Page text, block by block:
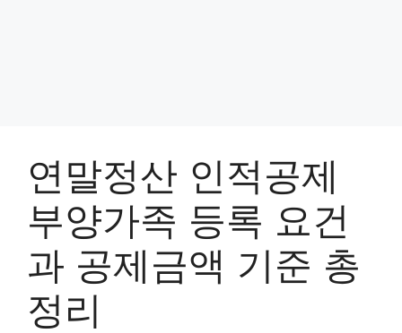
연말정산 인적공제
부양가족 등록 요건
과 공제금액 기준 총
정리